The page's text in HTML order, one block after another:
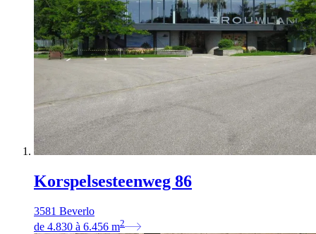
Korspelsesteenweg 86
3581 Beverlo
de 4.830 à 6.456 m2